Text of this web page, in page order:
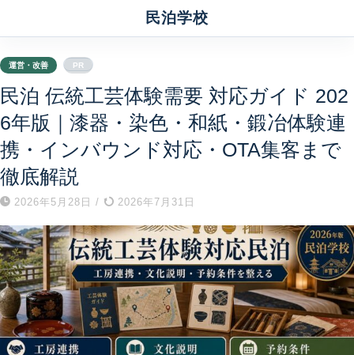
民泊学校
運営・改善 PR
民泊 伝統工芸体験需要 対応ガイド 202
6年版｜漆器・染色・和紙・鍛冶体験連
携・インバウンド対応・OTA集客まで
徹底解説
2026年5月28日 / 2026年7月31日